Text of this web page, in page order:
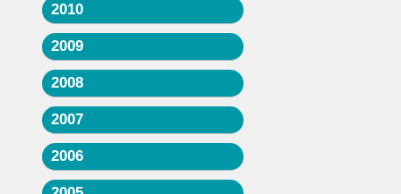
2010
2009
2008
2007
2006